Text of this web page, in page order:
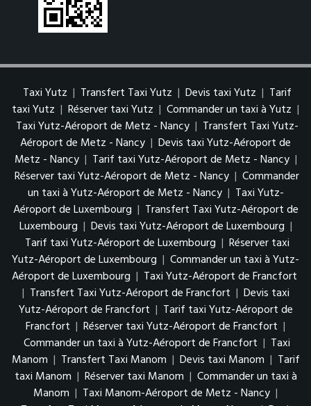
Taxi Yutz | Transfert Taxi Yutz | Devis taxi Yutz | Tarif
taxi Yutz | Réserver taxi Yutz | Commander un taxi à Yutz |
Taxi Yutz-Aéroport de Metz - Nancy | Transfert Taxi Yutz-
Aéroport de Metz - Nancy | Devis taxi Yutz-Aéroport de
Metz - Nancy | Tarif taxi Yutz-Aéroport de Metz - Nancy |
Réserver taxi Yutz-Aéroport de Metz - Nancy | Commander
un taxi à Yutz-Aéroport de Metz - Nancy | Taxi Yutz-
Aéroport de Luxembourg | Transfert Taxi Yutz-Aéroport de
Luxembourg | Devis taxi Yutz-Aéroport de Luxembourg |
Tarif taxi Yutz-Aéroport de Luxembourg | Réserver taxi
Yutz-Aéroport de Luxembourg | Commander un taxi à Yutz-
Aéroport de Luxembourg | Taxi Yutz-Aéroport de Francfort
| Transfert Taxi Yutz-Aéroport de Francfort | Devis taxi
Yutz-Aéroport de Francfort | Tarif taxi Yutz-Aéroport de
Francfort | Réserver taxi Yutz-Aéroport de Francfort |
Commander un taxi à Yutz-Aéroport de Francfort | Taxi
Manom | Transfert Taxi Manom | Devis taxi Manom | Tarif
taxi Manom | Réserver taxi Manom | Commander un taxi à
Manom | Taxi Manom-Aéroport de Metz - Nancy |